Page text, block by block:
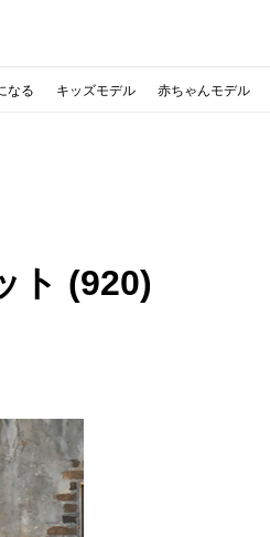
なる キッズモデル 赤ちゃんモデル
ト (920)